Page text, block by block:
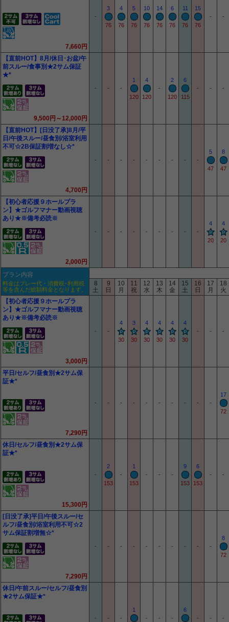
7,660円
-
3
76
4
76
5
76
10
76
14
76
6
76
11
76
15
76
- -
【直前HOT】8月/休日･お盆/午
前スルー/食事別★2サム保証
★*
9,500円～12,000円
- - -
1
120
4
120
-
2
120
6
115
- - -
【直前HOT】[日没了承]8月/平
日/午後スルー/昼食別/浴室利用
不可☆2B保証割増なし☆*
4,700円
- - - - - - - - -
5
47
8
47
【初心者応援９ホールプラ
ン】★ゴルフマナー動画視聴
あり★※備考必読※
2,000円
- - - - - - - - -
4
20
4
20
プラン内容
料金はプレー代・消費税･利用税
等を含んだ総額料金となります。
8
土
9
日
10
月
11
祝
12
水
13
木
14
金
15
土
16
日
17
月
18
火
【初心者応援９ホールプラ
ン】★ゴルフマナー動画視聴
あり★※備考必読※
3,000円
- -
4
30
3
30
4
30
4
30
4
30
4
30
- - -
平日/セルフ/昼食別★2サム保
証★*
7,290円
- - - - - - - - - -
17
72
休日/セルフ/昼食別★2サム保
証★*
15,300円
-
2
153
-
1
153
- - -
9
153
6
153
- -
[日没了承]平日/午後スルー/セ
ルフ/昼食別/浴室利用不可☆2
サム保証割増無☆*
7,290円
- - - - - - - - - -
8
72
休日/午前スルー/セルフ/昼食別
★2サム保証★*
- - -
1
- - -
6
- - -